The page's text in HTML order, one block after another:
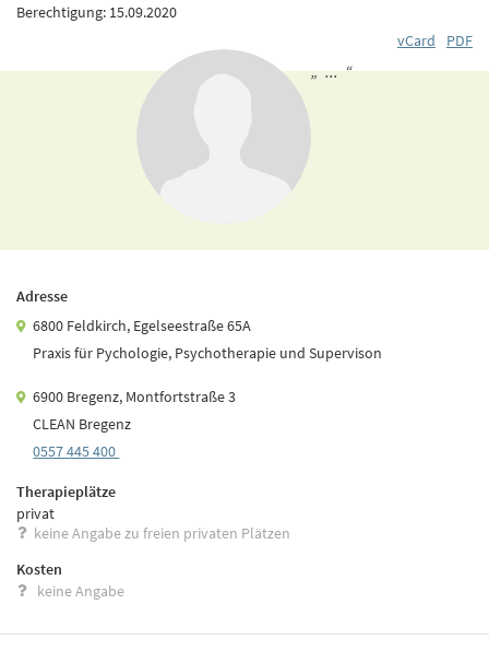
Berechtigung: 15.09.2020
vCard
PDF
„ ... “
Adresse
6800 Feldkirch, Egelseestraße 65A
Praxis für Pychologie, Psychotherapie und Supervison
6900 Bregenz, Montfortstraße 3
CLEAN Bregenz
0557 445 400
Therapieplätze
privat
keine Angabe zu freien privaten Plätzen
Kosten
keine Angabe